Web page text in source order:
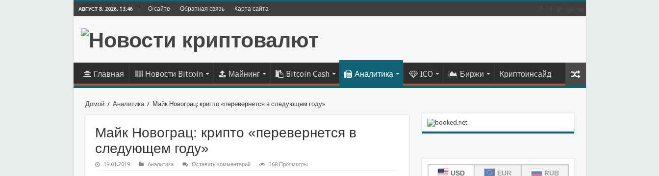
АВГУСТ 8, 2026, 13:46 О сайте Обратная связь Карта сайта
Главная Новости Bitcoin Майнинг Bitcoin Cash Аналитика ICO Биржи Криптоинсайд
Домой / Аналитика / Майк Новограц: крипто «перевернется в следующем году»
Майк Новограц: крипто «перевернется в
следующем году»
19.01.2019 Аналитика Оставить комментарий 368 Просмотры